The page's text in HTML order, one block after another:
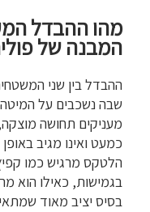
מהו ההבדל
המבנה של
ההבדל בין שני
שבה נשכבים על המיטה
מעניקים תחושה
כמעט ואינו מגיב
הלטקס מרגיש כמו
בגמישות, כאילו הוא
בסיס יציב מאוד